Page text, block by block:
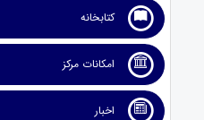
کتابخانه
امکانات مرکز
اخبار